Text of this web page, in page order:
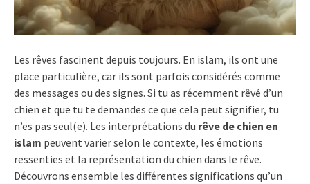
Les rêves fascinent depuis toujours. En islam, ils ont une
place particulière, car ils sont parfois considérés comme
des messages ou des signes. Si tu as récemment rêvé d’un
chien et que tu te demandes ce que cela peut signifier, tu
n’es pas seul(e). Les interprétations du rêve de chien en
islam peuvent varier selon le contexte, les émotions
ressenties et la représentation du chien dans le rêve.
Découvrons ensemble les différentes significations qu’un